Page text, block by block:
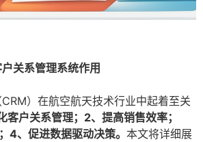
关系管理系统作用
）在航空航天技术行业中起着至关
客户关系管理；2、提高销售效率；
4、促进数据驱动决策。 本文将详细展